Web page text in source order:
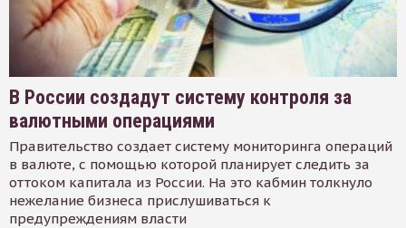
В России создадут систему контроля за
валютными операциями
Правительство создает систему мониторинга операций
в валюте, с помощью которой планирует следить за
оттоком капитала из России. На это кабмин толкнуло
нежелание бизнеса прислушиваться к
предупреждениям власти